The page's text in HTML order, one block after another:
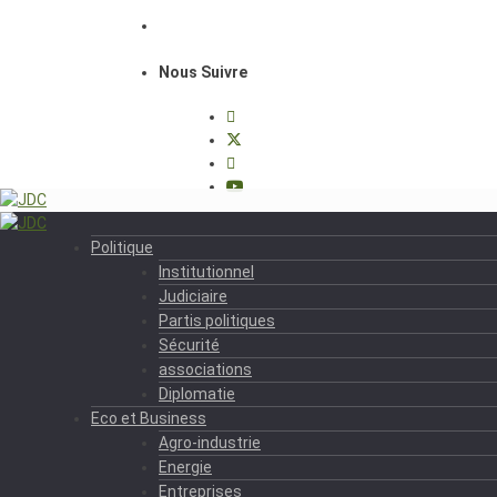
Nous Suivre
Politique
Institutionnel
Judiciaire
Partis politiques
Sécurité
associations
Diplomatie
Eco et Business
Agro-industrie
Energie
Entreprises